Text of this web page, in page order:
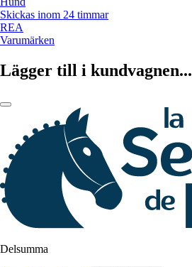
Skickas inom 24 timmar
REA
Varumärken
Lägger till i kundvagnen...
Delsumma